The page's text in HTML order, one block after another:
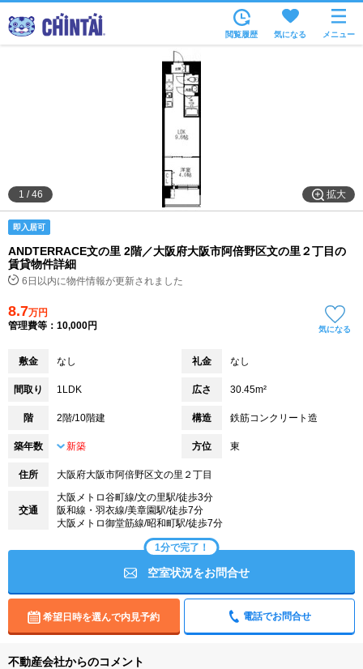
沿線・駅から
住所から
家賃相場から
通勤通学時間から
物件特集から
不動産会社から
閲覧履歴 気になる メニュー
拡大
1 /46
即入居可
ANDTERRACE文の里 2階／大阪府大阪市阿倍野区文の里２丁目の
賃貸物件詳細
6日以内に物件情報が更新されました
8.7万円
管理費等：10,000円
気になる
敷金 なし 礼金 なし
間取り 1LDK 広さ 30.45m²
階 2階/10階建 構造 鉄筋コンクリート造
築年数 新築 方位 東
住所 大阪府大阪市阿倍野区文の里２丁目
交通
大阪メトロ谷町線/文の里駅/徒歩3分
阪和線・羽衣線/美章園駅/徒歩7分
大阪メトロ御堂筋線/昭和町駅/徒歩7分
1分で完了！
空室状況をお問合せ
希望日時を選んで内見予約 電話でお問合せ
不動産会社からのコメント